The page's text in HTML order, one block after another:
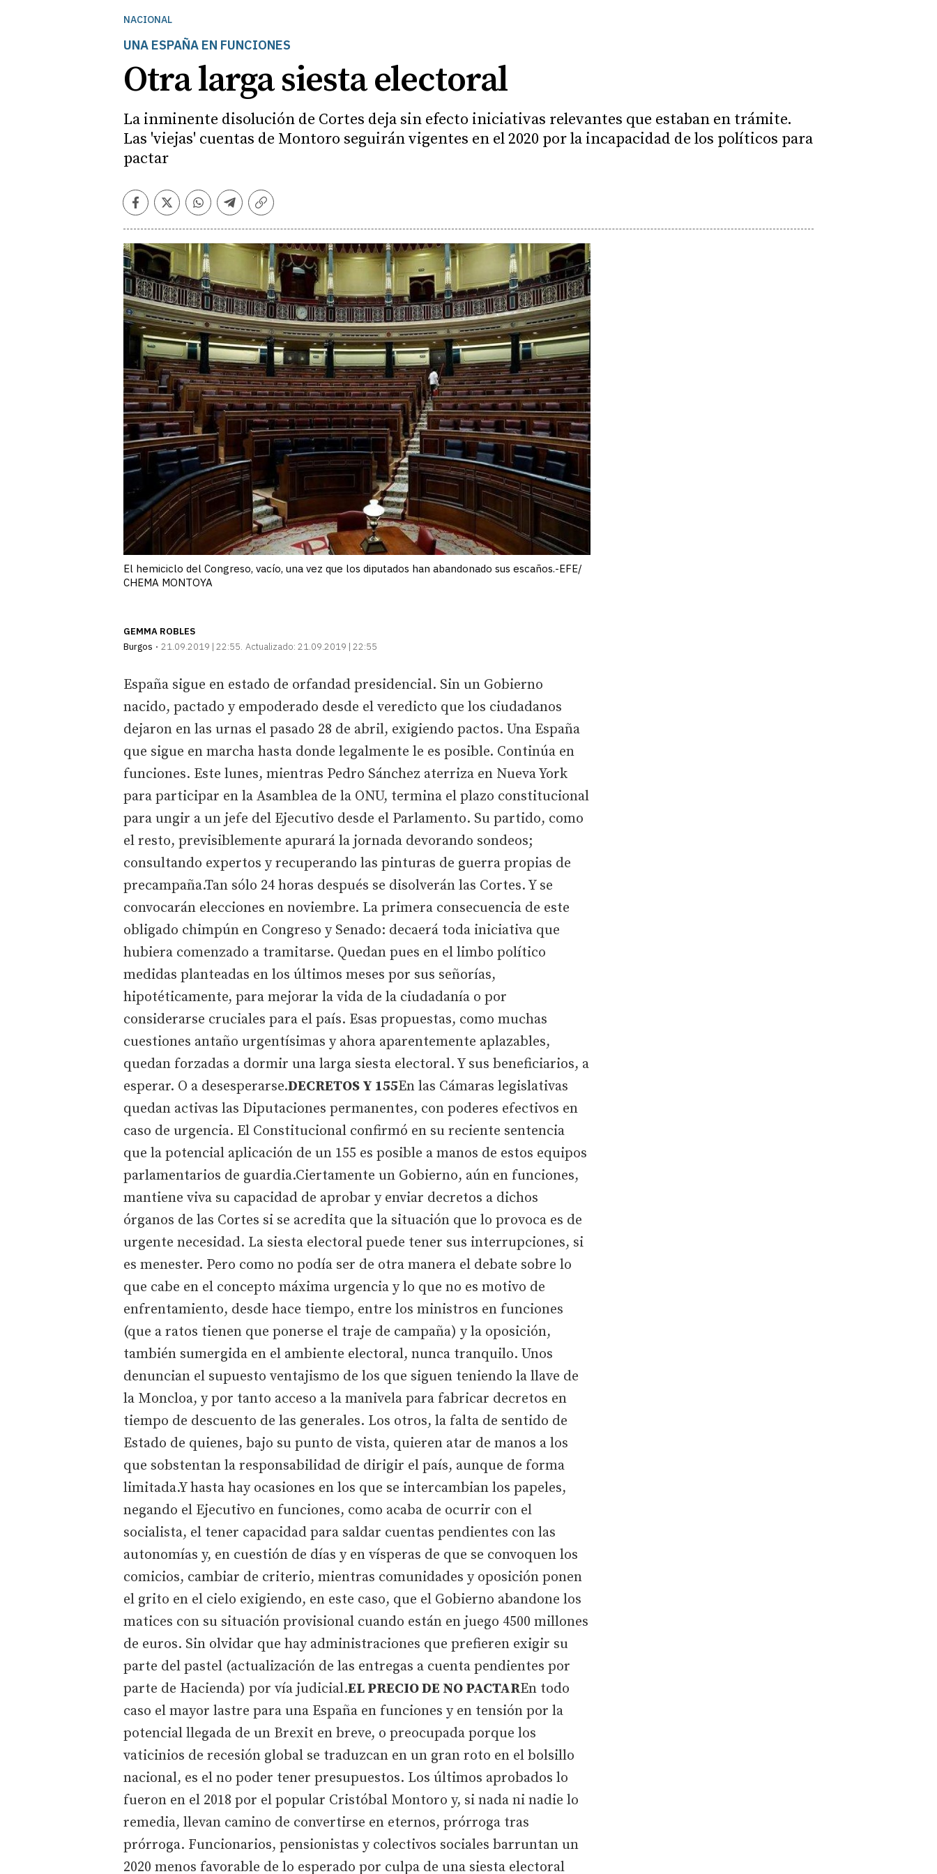
NACIONAL
UNA ESPAÑA EN FUNCIONES
Otra larga siesta electoral
La inminente disolución de Cortes deja sin efecto iniciativas relevantes que estaban en trámite.
Las 'viejas' cuentas de Montoro seguirán vigentes en el 2020 por la incapacidad de los políticos para
pactar
Facebook
TwitterWhatsapp
Telegram
Copiar
El hemiciclo del Congreso, vacío, una vez que los diputados han abandonado sus escaños.-EFE/
CHEMA MONTOYA
GEMMA ROBLES
Burgos
21.09.2019 | 22:55 Actualizado: 21.09.2019 | 22:55
España sigue en estado de orfandad presidencial. Sin un Gobierno
nacido, pactado y empoderado desde el veredicto que los ciudadanos
dejaron en las urnas el pasado 28 de abril, exigiendo pactos. Una España
que sigue en marcha hasta donde legalmente le es posible. Continúa en
funciones. Este lunes, mientras Pedro Sánchez aterriza en Nueva York
para participar en la Asamblea de la ONU, termina el plazo constitucional
para ungir a un jefe del Ejecutivo desde el Parlamento. Su partido, como
el resto, previsiblemente apurará la jornada devorando sondeos;
consultando expertos y recuperando las pinturas de guerra propias de
precampaña.Tan sólo 24 horas después se disolverán las Cortes. Y se
convocarán elecciones en noviembre. La primera consecuencia de este
obligado chimpún en Congreso y Senado: decaerá toda iniciativa que
hubiera comenzado a tramitarse. Quedan pues en el limbo político
medidas planteadas en los últimos meses por sus señorías,
hipotéticamente, para mejorar la vida de la ciudadanía o por
considerarse cruciales para el país. Esas propuestas, como muchas
cuestiones antaño urgentísimas y ahora aparentemente aplazables,
quedan forzadas a dormir una larga siesta electoral. Y sus beneficiarios, a
esperar. O a desesperarse.DECRETOS Y 155En las Cámaras legislativas
quedan activas las Diputaciones permanentes, con poderes efectivos en
caso de urgencia. El Constitucional confirmó en su reciente sentencia
que la potencial aplicación de un 155 es posible a manos de estos equipos
parlamentarios de guardia.Ciertamente un Gobierno, aún en funciones,
mantiene viva su capacidad de aprobar y enviar decretos a dichos
órganos de las Cortes si se acredita que la situación que lo provoca es de
urgente necesidad. La siesta electoral puede tener sus interrupciones, si
es menester. Pero como no podía ser de otra manera el debate sobre lo
que cabe en el concepto máxima urgencia y lo que no es motivo de
enfrentamiento, desde hace tiempo, entre los ministros en funciones
(que a ratos tienen que ponerse el traje de campaña) y la oposición,
también sumergida en el ambiente electoral, nunca tranquilo. Unos
denuncian el supuesto ventajismo de los que siguen teniendo la llave de
la Moncloa, y por tanto acceso a la manivela para fabricar decretos en
tiempo de descuento de las generales. Los otros, la falta de sentido de
Estado de quienes, bajo su punto de vista, quieren atar de manos a los
que sobstentan la responsabilidad de dirigir el país, aunque de forma
limitada.Y hasta hay ocasiones en los que se intercambian los papeles,
negando el Ejecutivo en funciones, como acaba de ocurrir con el
socialista, el tener capacidad para saldar cuentas pendientes con las
autonomías y, en cuestión de días y en vísperas de que se convoquen los
comicios, cambiar de criterio, mientras comunidades y oposición ponen
el grito en el cielo exigiendo, en este caso, que el Gobierno abandone los
matices con su situación provisional cuando están en juego 4500 millones
de euros. Sin olvidar que hay administraciones que prefieren exigir su
parte del pastel (actualización de las entregas a cuenta pendientes por
parte de Hacienda) por vía judicial.EL PRECIO DE NO PACTAREn todo
caso el mayor lastre para una España en funciones y en tensión por la
potencial llegada de un Brexit en breve, o preocupada porque los
vaticinios de recesión global se traduzcan en un gran roto en el bolsillo
nacional, es el no poder tener presupuestos. Los últimos aprobados lo
fueron en el 2018 por el popular Cristóbal Montoro y, si nada ni nadie lo
remedia, llevan camino de convertirse en eternos, prórroga tras
prórroga. Funcionarios, pensionistas y colectivos sociales barruntan un
2020 menos favorable de lo esperado por culpa de una siesta electoral